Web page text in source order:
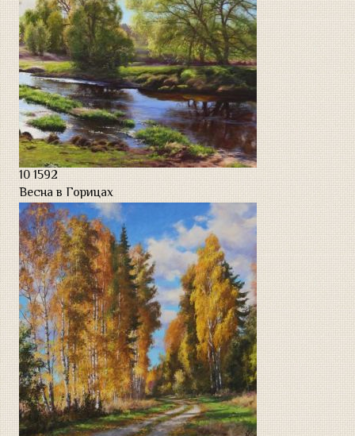
УСЛУГИ АВТОРА
ВЫСТАВКИ
ОБРАТНАЯ СВЯЗЬ
101592
Весна в Горицах